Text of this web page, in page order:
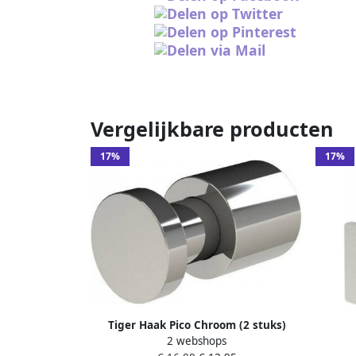
Vergelijkbare producten
17%
Tiger Haak Pico Chroom (2 stuks)
1.6x1.6x2.9cm 1100030341
2 webshops
17%